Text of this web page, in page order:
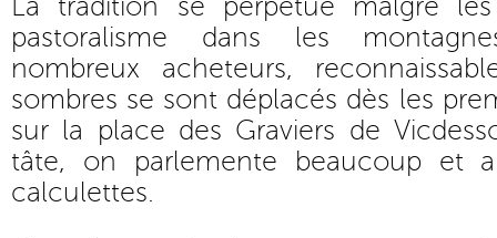
La tradition se perpétue malgré
pastoralisme dans les
nombreux acheteurs,
sombres se sont déplacés dès les
sur la place des Graviers de
tâte, on parlemente beaucoup et
calculettes.